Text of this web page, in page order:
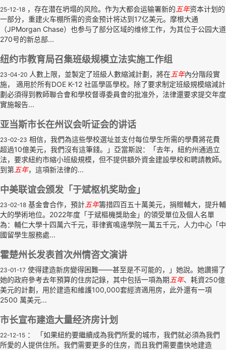
25-12-18 ，存在潜在坍塌的风险。作为大都会运输署新的 五年资本计划的
一部分，重建火车棚所需的资金预计将达到17亿美元。摩根大通
（JPMorgan Chase）也参与了部分区域的维修工作，为其位于公园大道
270号的新总部...
纽约市教育局召集班级规模立法实施工作组
23-04-20 人數上限，並製定了班級人數縮減計劃，將在 五年內分階段實
施， 適用於所有DOE K-12 社區學區學校。除了要求制定班級規模縮減計
劃必須得到教師聯合會和學校督導委員會的批准外，法律還要求提交年度
實施報告...
亚当斯市长在州议会听证会的讲话
23-02-23 相信，我們為這些學校選址並支付每位學生所需的學費將花費
超過10億美元，我們沒有這筆錢。」亞當斯說：「去年，紐約州通過立
法，要求紐約市縮小班級規模，但不提供額外資金建設學校和聘請教師。
到第 五年，這項新法律的...
中美联谊会颁发「于斌枢机奖助金」
23-02-18 基金會合作，預計 五年籌措四百五十萬美元，捐贈輔大，提升輔
大的學術地位。2022年度「于斌樞機獎助金」的領受單位及個人名單
為：輔仁大學十四萬六千元，菲律賓鳴遠學院一萬五千元，人力中心「中
國留學生服務處...
霍楚州长发表首次州情咨文演讲
23-01-17 使得建造新房變得困難——甚至是不可能的，」她說。她讚揚了
她的政府參考去年預算的住房記錄，其中包括一項為期 五年、耗資250億
美元的計劃，用於建造和維護100,000套經濟適用房，此外還有一項
2500 萬美元...
市长宣布建造大量经济房计划
22-12-15 ： 「如果紐約要繼續成為我們所愛的城市，我們就必須為我們
所愛的人提供住所。我們需要更多的住房，而且我們需要盡快地建造